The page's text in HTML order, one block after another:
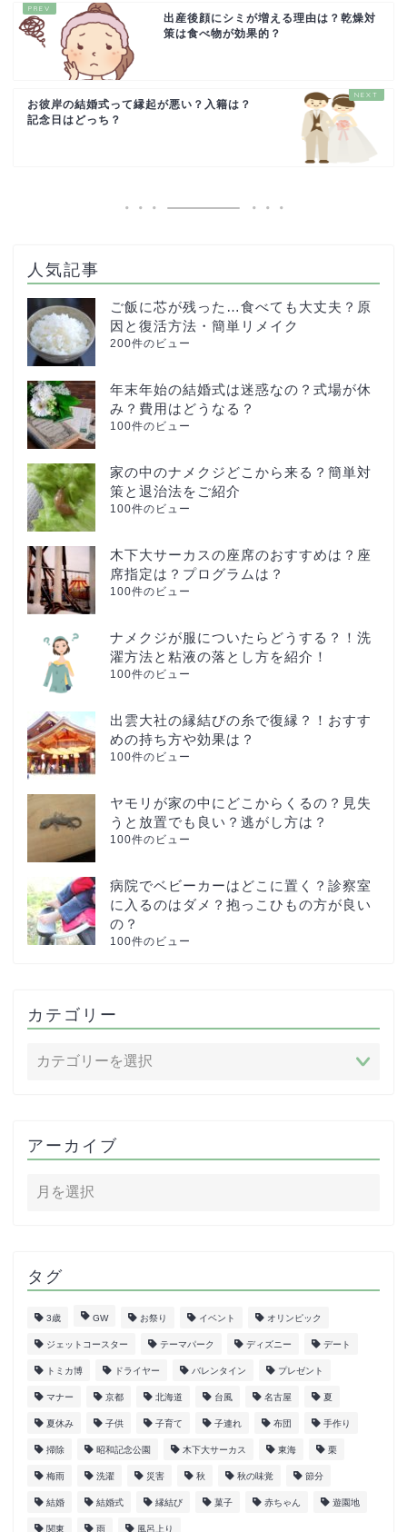
出産後顔にシミが増える理由は？乾燥対
策は食べ物が効果的？
お彼岸の結婚式って縁起が悪い？入籍は？
記念日はどっち？
人気記事
ご飯に芯が残った…食べても大丈夫？原
因と復活方法・簡単リメイク
200件のビュー
年末年始の結婚式は迷惑なの？式場が休
み？費用はどうなる？
100件のビュー
家の中のナメクジどこから来る？簡単対
策と退治法をご紹介
100件のビュー
木下大サーカスの座席のおすすめは？座
席指定は？プログラムは？
100件のビュー
ナメクジが服についたらどうする？！洗
濯方法と粘液の落とし方を紹介！
100件のビュー
出雲大社の縁結びの糸で復縁？！おすす
めの持ち方や効果は？
100件のビュー
ヤモリが家の中にどこからくるの？見失
うと放置でも良い？逃がし方は？
100件のビュー
病院でベビーカーはどこに置く？診察室
に入るのはダメ？抱っこひもの方が良い
の？
100件のビュー
カテゴリー
アーカイブ
タグ
3歳 GW お祭り イベント オリンピック
ジェットコースター テーマパーク ディズニー デート
トミカ博 ドライヤー バレンタイン プレゼント
マナー 京都 北海道 台風 名古屋 夏
夏休み 子供 子育て 子連れ 布団 手作り
掃除 昭和記念公園 木下大サーカス 東海 栗
梅雨 洗濯 災害 秋 秋の味覚 節分
結婚 結婚式 縁結び 菓子 赤ちゃん 遊園地
関東 雨 風呂上り